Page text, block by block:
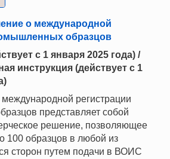
о международной
образцов
с 1 января 2025 года) /
инструкция (действует с 1
международной регистрации
представляет собой
решение, позволяющее
100 образцов в любой из
сторон путем подачи в ВОИС